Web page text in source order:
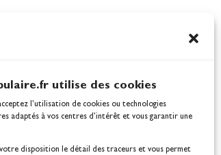
utilise des cookies
l’utilisation de cookies ou technologies
adaptés à vos centres d’intérêt et vous garantir une
disposition le détail des traceurs et vous permet
100% Glisse - Écoles